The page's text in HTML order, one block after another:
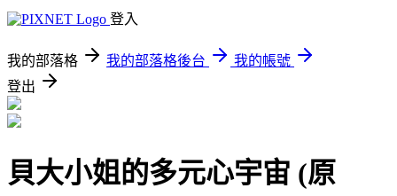
登入
我的部落格 我的部落格後台
我的帳號
登出
貝大小姐的多元心宇宙 (原